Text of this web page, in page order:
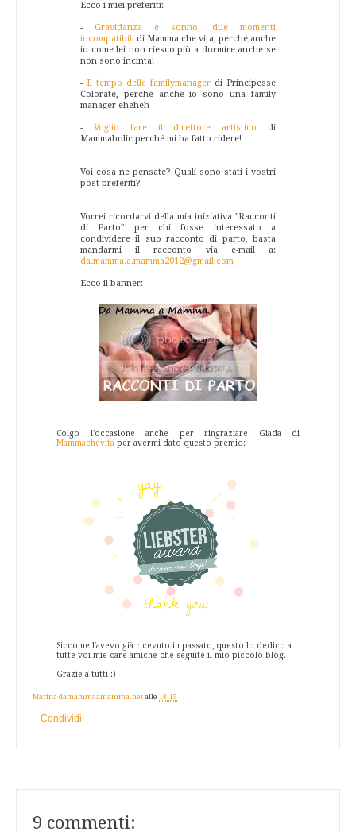
Ecco i miei preferiti:
- Gravidanza e sonno, due momenti
incompatibili di Mamma che vita, perché anche
io come lei non riesco più a dormire anche se
non sono incinta!
- Il tempo delle familymanager di Principesse
Colorate, perché anche io sono una family
manager eheheh
- Voglio fare il direttore artistico di
Mammaholic perché mi ha fatto ridere!
Voi cosa ne pensate? Quali sono stati i vostri
post preferiti?
Vorrei ricordarvi della mia iniziativa "Racconti
di Parto" per chi fosse interessato a
condividere il suo racconto di parto, basta
mandarmi il racconto via e-mail a:
da.mamma.a.mamma2012@gmail.com
Ecco il banner:
Colgo l'occasione anche per ringraziare Giada di
Mammachevita per avermi dato questo premio:
Siccome l'avevo già ricevuto in passato, questo lo dedico a
tutte voi mie care amiche che seguite il mio piccolo blog.
Grazie a tutti :)
Marina damammaamamma.net alle 18:15
Condividi
9 commenti: